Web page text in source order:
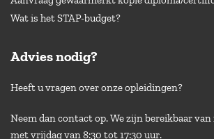
Wat is het STAP-budget?
Advies nodig?
Heeft u vragen over onze opleidingen?
Neem dan contact op. We zijn bereikbaar
met vrijdag van 8:30 tot 17:30 uur.